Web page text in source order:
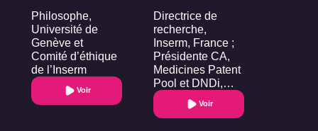
Philosophe,
Université de
Genève et
Comité d’éthique
de l’Inserm
Voir
Directrice de
recherche,
Inserm, France ;
Présidente CA,
Medicines Patent
Pool et DNDi,
Suisse
Voir